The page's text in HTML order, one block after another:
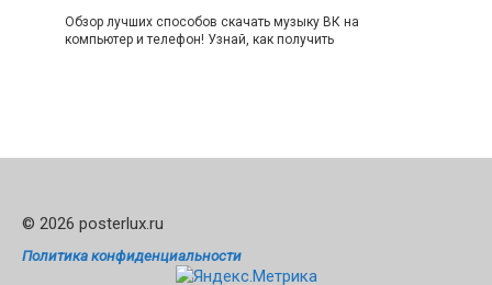
Обзор лучших способов скачать музыку ВК на
компьютер и телефон! Узнай, как получить
© 2026 posterlux.ru
Политика конфиденциальности